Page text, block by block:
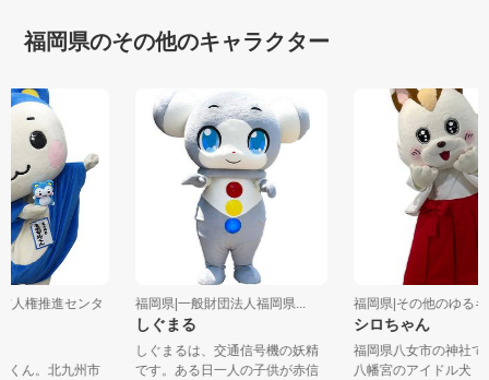
福岡県のその他のキャラクター
市人権推進センタ
くん。北九州市
福岡県|一般財団法人福岡県...
しぐまる
しぐまるは、交通信号機の妖精
です。ある日一人の子供が赤信
福岡県|その他のゆる
シロちゃん
福岡県八女市の神社
八幡宮のアイドル犬